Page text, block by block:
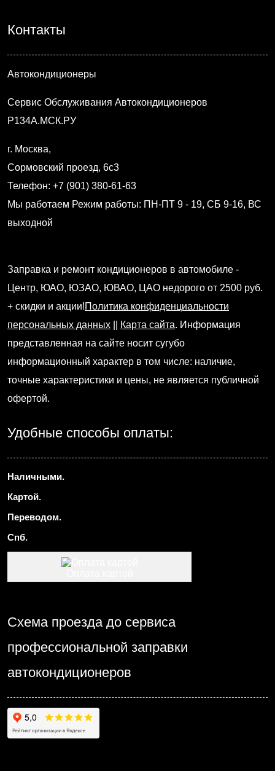
Контакты
Автокондиционеры
Сервис Обслуживания Автокондиционеров
Р134А.МСК.РУ
г. Москва,
Сормовский проезд, 6с3
Телефон: +7 (901) 380-61-63
Мы работаем Режим работы: ПН-ПТ 9 - 19, СБ 9-16, ВС
выходной
Заправка и ремонт кондиционеров в автомобиле -
Центр, ЮАО, ЮЗАО, ЮВАО, ЦАО недорого от 2500 руб.
+ скидки и акции!Политика конфиденциальности
персональных данных
Карта сайта. Информация
представленная на сайте носит сугубо
информационный характер в том числе: наличие,
точные характеристики и цены, не является публичной
офертой.
Удобные способы оплаты:
Наличными.
Картой.
Переводом.
Спб.
Схема проезда до сервиса
профессиональной заправки
автокондиционеров